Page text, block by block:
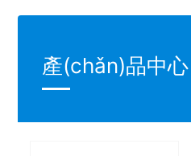
產(chǎn)品中心